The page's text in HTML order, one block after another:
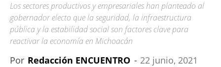
Los sectores productivos y empresariales han planteado al
gobernador electo que la seguridad, la infraestructura
pública y la estabilidad social son factores clave para
reactivar la economía en Michoacán
Por Redacción ENCUENTRO - 22 junio, 2021